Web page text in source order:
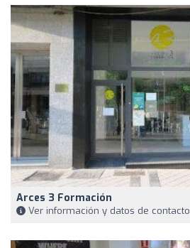
Arces 3 Formación
Ver información y datos de contacto